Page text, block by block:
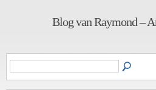
Blog van Raymond –